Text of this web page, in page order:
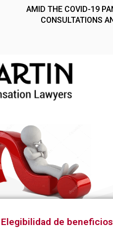
Elegibilidad de beneficios